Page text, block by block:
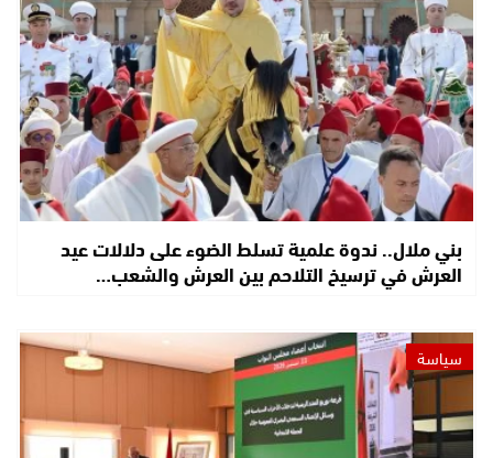
بني ملال.. ندوة علمية تسلط الضوء على دلالات عيد
العرش في ترسيخ التلاحم بين العرش والشعب…
سياسة